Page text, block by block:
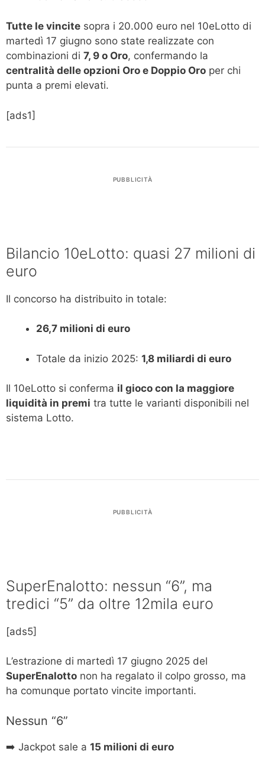
Tutte le vincite sopra i 20.000 euro nel 10eLotto di
martedì 17 giugno sono state realizzate con
combinazioni di 7, 9 o Oro, confermando la
centralità delle opzioni Oro e Doppio Oro per chi
punta a premi elevati.
[ads1]
PUBBLICITÀ
Bilancio 10eLotto: quasi 27 milioni di
euro
Il concorso ha distribuito in totale:
26,7 milioni di euro
Totale da inizio 2025: 1,8 miliardi di euro
Il 10eLotto si conferma il gioco con la maggiore
liquidità in premi tra tutte le varianti disponibili nel
sistema Lotto.
PUBBLICITÀ
SuperEnalotto: nessun “6”, ma
tredici “5” da oltre 12mila euro
[ads5]
L’estrazione di martedì 17 giugno 2025 del
SuperEnalotto non ha regalato il colpo grosso, ma
ha comunque portato vincite importanti.
Nessun “6”
➡️ Jackpot sale a 15 milioni di euro